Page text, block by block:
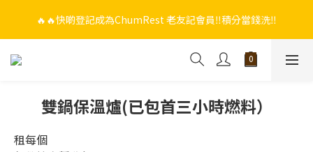
🔥🔥快啲登記成為ChumRest 老友記會員‼️積分當錢洗‼️
🔥🔥快啲登記成為ChumRest 老友記會員‼️積分當錢洗‼️
🎁🤩🤩超值優惠：網上下單選用~(銀行轉帳／FPS)為付款方式，滿
$988 即可免費獲贈手工紫蘇雞皮蝦（6串）價值$288‼️
🔥🔥快啲登記成為ChumRest 老友記會員‼️積分當錢洗‼️
雙鍋保溫爐(已包首三小時燃料）
租每個